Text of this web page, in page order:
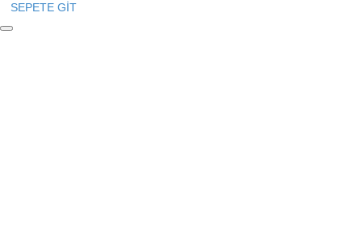
SEPETE GİT